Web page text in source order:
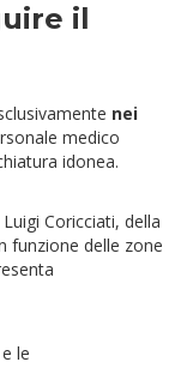
il
nei
medico
idonea.
Coricciati, della
funzione delle zone
e le